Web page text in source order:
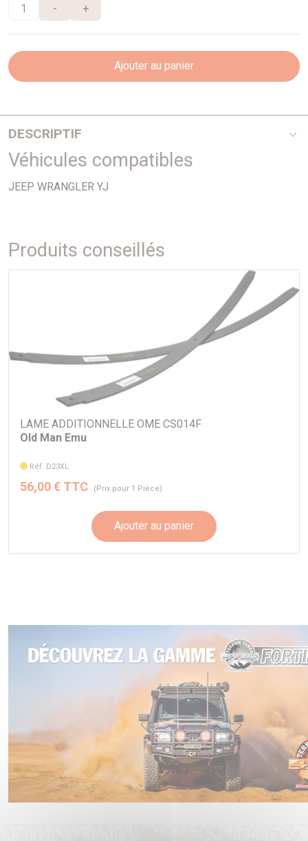
- +
Ajouter au panier
DESCRIPTIF
LAMES AVANT OME RENFORCEE POUR :
VEHICULES
1986 A 1996
+95 kg
Véhicules compatibles
JEEP WRANGLER YJ
Produits conseillés
LAME ADDITIONNELLE OME CS014F
Old Man Emu
Réf. D23XL
56,00 € TTC (Prix pour 1 Pièce)
Ajouter au panier